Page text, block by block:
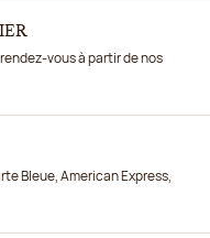
vous à partir de nos
Bleue, American Express,